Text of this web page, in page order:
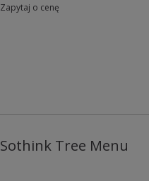
Zapytaj o cenę
Sothink Tree Menu